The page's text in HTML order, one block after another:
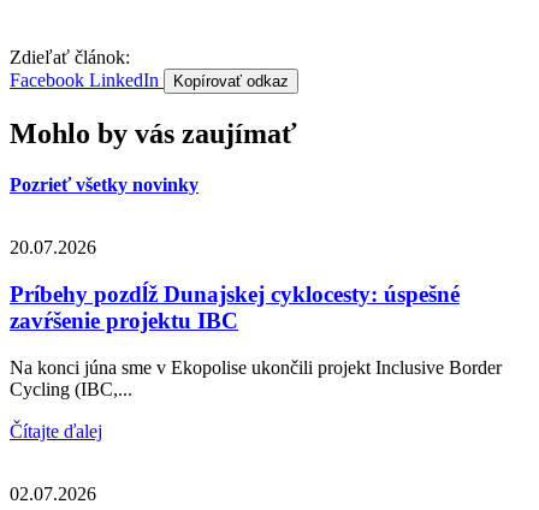
Zdieľať článok:
Facebook LinkedIn Kopírovať odkaz
Mohlo by vás zaujímať
Pozrieť všetky novinky
20.07.2026
Príbehy pozdĺž Dunajskej cyklocesty: úspešné
zavŕšenie projektu IBC
Na konci júna sme v Ekopolise ukončili projekt Inclusive Border
Cycling (IBC,...
Čítajte ďalej
02.07.2026